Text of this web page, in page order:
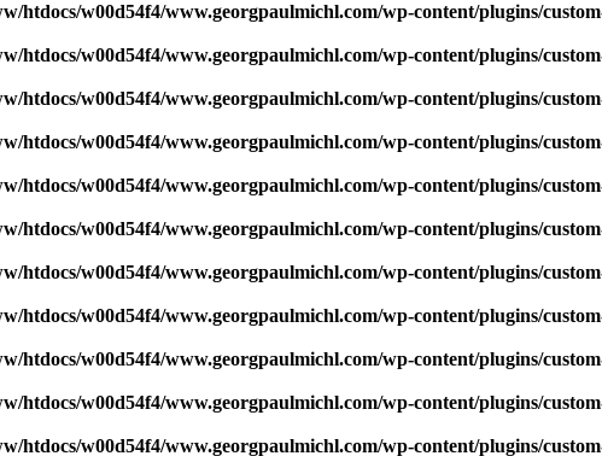
htdocs/w00d54f4/www.georgpaulmichl.com/wp-content/plugins/
htdocs/w00d54f4/www.georgpaulmichl.com/wp-content/plugins/
htdocs/w00d54f4/www.georgpaulmichl.com/wp-content/plugins/
htdocs/w00d54f4/www.georgpaulmichl.com/wp-content/plugins/
htdocs/w00d54f4/www.georgpaulmichl.com/wp-content/plugins/
htdocs/w00d54f4/www.georgpaulmichl.com/wp-content/plugins/
htdocs/w00d54f4/www.georgpaulmichl.com/wp-content/plugins/
htdocs/w00d54f4/www.georgpaulmichl.com/wp-content/plugins/
htdocs/w00d54f4/www.georgpaulmichl.com/wp-content/plugins/
htdocs/w00d54f4/www.georgpaulmichl.com/wp-content/plugins/
htdocs/w00d54f4/www.georgpaulmichl.com/wp-content/plugins/